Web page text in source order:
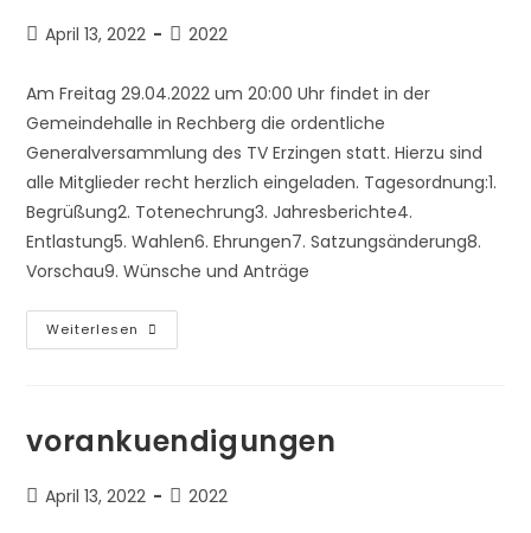
Beitrag
April 13, 2022
Beitrags-
2022
Am Freitag 29.04.2022 um 20:00 Uhr findet in der
Gemeindehalle in Rechberg die ordentliche
Generalversammlung des TV Erzingen statt. Hierzu sind
alle Mitglieder recht herzlich eingeladen. Tagesordnung:1.
Begrüßung2. Totenechrung3. Jahresberichte4.
Entlastung5. Wahlen6. Ehrungen7. Satzungsänderung8.
Vorschau9. Wünsche und Anträge
Weiterlesen Vorankuendigung-
Generalversammlung-
vorankuendigungen
Beitrag
April 13, 2022
Beitrags-
2022